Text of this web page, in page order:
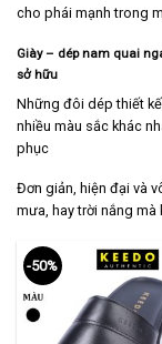
cho phái mạnh trong
Giày – dép nam quai
sở hữu
Những đôi dép thiết
nhiều màu sắc khác
phục
Đơn giản, hiện đại và
mưa, hay trời nắng
-50%